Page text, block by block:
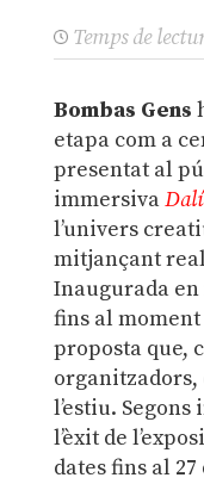
Temps de
Bombas Gens
etapa com a
presentat al
immersiva
l’univers
mitjançant
Inaugurada en
fins al moment
proposta que,
l’estiu.
l’èxit de
dates fins al 27